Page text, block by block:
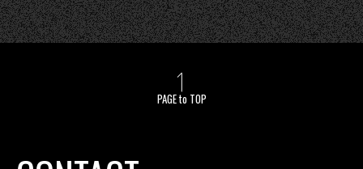
PAGE to TOP